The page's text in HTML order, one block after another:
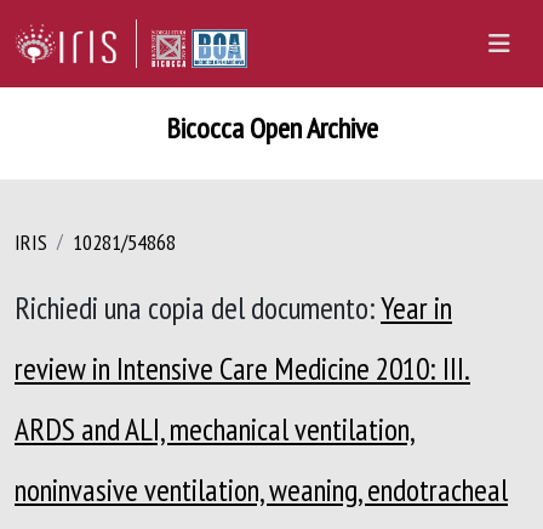
Bicocca Open Archive
IRIS 10281/54868
Richiedi una copia del documento:Year in
review in Intensive Care Medicine 2010: III.
ARDS and ALI, mechanical ventilation,
noninvasive ventilation, weaning, endotracheal